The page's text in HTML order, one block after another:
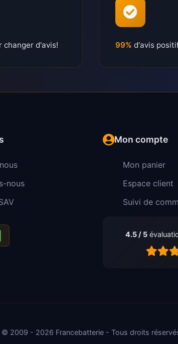
changer d'avis! 99% d'avis
nous
Mon compte
Mon panier
Espace client
Suivi de
4.5 / 5
© 2009 - 2026 Francebatterie - Tous droits